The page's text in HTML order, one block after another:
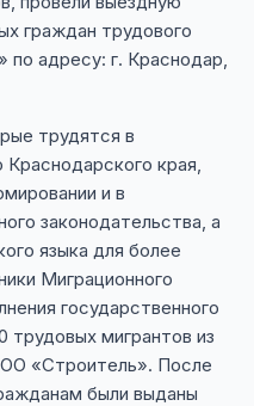
граждан трудового
адресу: г. Краснодар,
трудятся в
края,
и в
законодательства, а
языка для более
Миграционного
государственного
трудовых мигрантов из
«Строитель». После
были выданы